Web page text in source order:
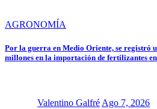
AGRONOMÍA
Por la guerra en Medio Oriente, se registró
millones en la importación de fertilizantes
Valentino Galfré Ago 7, 2026